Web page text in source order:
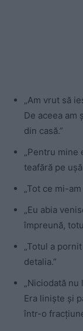
„Am vrut să
De aceea am
din casă.”
„Pentru mine
teafără pe
„Tot ce mi-
„Eu abia
împreună,
„Totul a
detalia.”
„Niciodată
Era liniște și
într-o